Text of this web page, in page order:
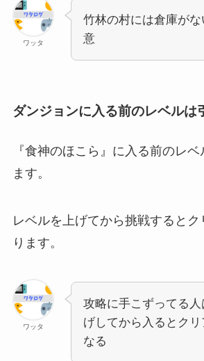
ワッタ
竹林の村には倉庫が
意
ダンジョンに入る前のレベルは
『食神のほこら』に入る前のレ
ます。
レベルを上げてから挑戦すると
ります。
ワッタ
攻略に手こずってる
げしてから入るとクリ
なる